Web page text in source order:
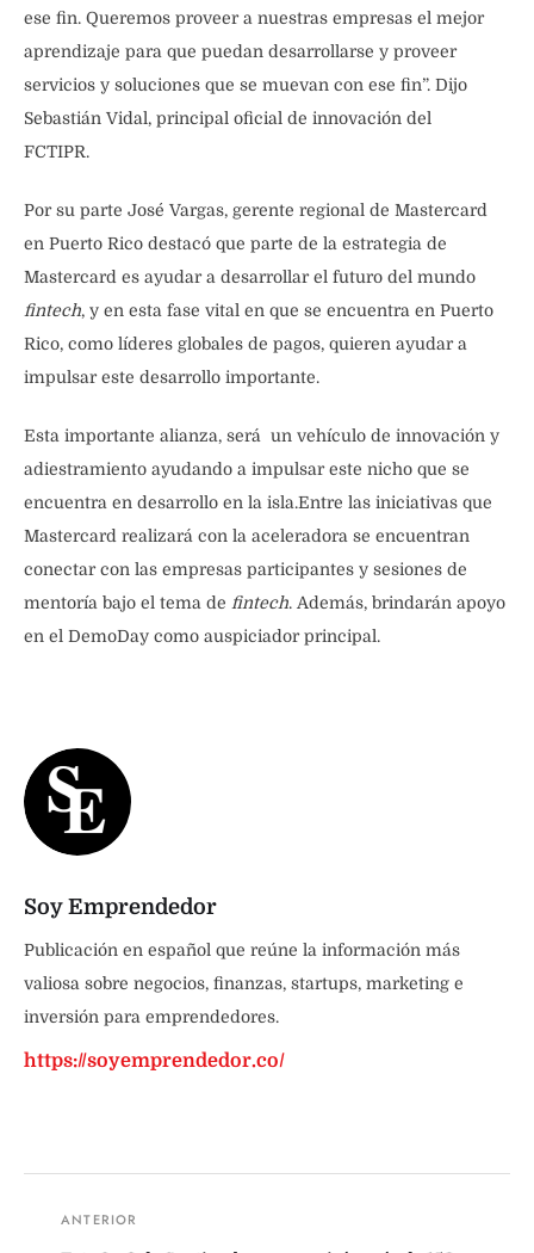
ese fin. Queremos proveer a nuestras empresas el mejor
aprendizaje para que puedan desarrollarse y proveer
servicios y soluciones que se muevan con ese fin”. Dijo
Sebastián Vidal, principal oficial de innovación del
FCTIPR.
Por su parte José Vargas, gerente regional de Mastercard
en Puerto Rico destacó que parte de la estrategia de
Mastercard es ayudar a desarrollar el futuro del mundo
fintech, y en esta fase vital en que se encuentra en Puerto
Rico, como líderes globales de pagos, quieren ayudar a
impulsar este desarrollo importante.
Esta importante alianza, será un vehículo de innovación y
adiestramiento ayudando a impulsar este nicho que se
encuentra en desarrollo en la isla.Entre las iniciativas que
Mastercard realizará con la aceleradora se encuentran
conectar con las empresas participantes y sesiones de
mentoría bajo el tema de fintech. Además, brindarán apoyo
en el DemoDay como auspiciador principal.
Soy Emprendedor
Publicación en español que reúne la información más
valiosa sobre negocios, finanzas, startups, marketing e
inversión para emprendedores.
https://soyemprendedor.co/